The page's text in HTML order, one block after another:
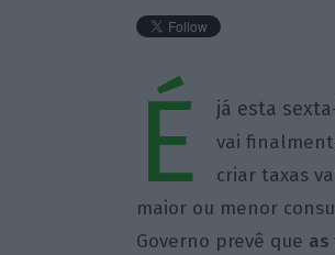
É já esta
vai
criar taxas
maior ou menor
Governo prevê que as